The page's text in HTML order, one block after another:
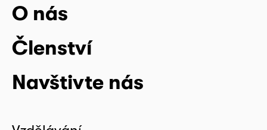
O nás
Členství
Navštivte nás